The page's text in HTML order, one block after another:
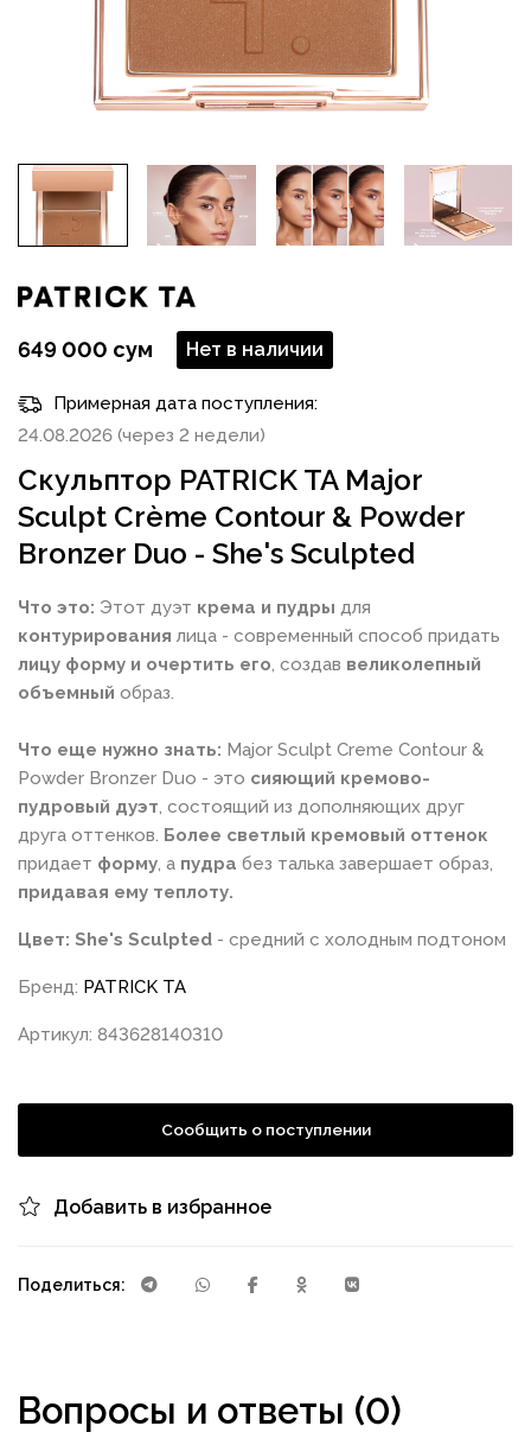
649 000 сум Нет в наличии
Примерная дата поступления:
24.08.2026 (через 2 недели)
Скульптор PATRICK TA Major
Sculpt Crème Contour & Powder
Bronzer Duo - She's Sculpted
Что это: Этот дуэт крема и пудры для
контурирования лица - современный способ придать
лицу форму и очертить его, создав великолепный
объемный образ.
Что еще нужно знать: Major Sculpt Creme Contour &
Powder Bronzer Duo - это сияющий кремово-
пудровый дуэт, состоящий из дополняющих друг
друга оттенков. Более светлый кремовый оттенок
придает форму, а пудра без талька завершает образ,
придавая ему теплоту.
Цвет: She's Sculpted - средний с холодным подтоном
Бренд: PATRICK TA
Артикул: 843628140310
Сообщить о поступлении
Добавить в избранное
Поделиться:
Вопросы и ответы (0)